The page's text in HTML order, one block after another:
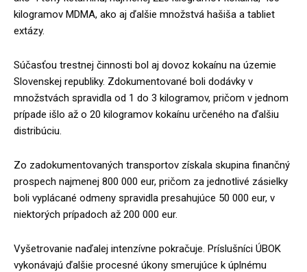
kilogramov MDMA, ako aj ďalšie množstvá hašiša a tabliet
extázy.
Súčasťou trestnej činnosti bol aj dovoz kokaínu na územie
Slovenskej republiky. Zdokumentované boli dodávky v
množstvách spravidla od 1 do 3 kilogramov, pričom v jednom
prípade išlo až o 20 kilogramov kokaínu určeného na ďalšiu
distribúciu.
Zo zadokumentovaných transportov získala skupina finančný
prospech najmenej 800 000 eur, pričom za jednotlivé zásielky
boli vyplácané odmeny spravidla presahujúce 50 000 eur, v
niektorých prípadoch až 200 000 eur.
Vyšetrovanie naďalej intenzívne pokračuje. Príslušníci ÚBOK
vykonávajú ďalšie procesné úkony smerujúce k úplnému